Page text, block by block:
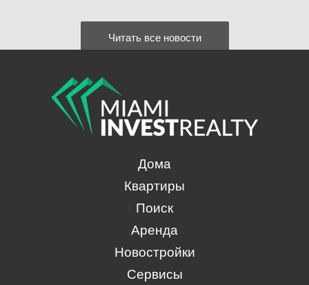
Читать все новости
Дома
Квартиры
Поиск
Аренда
Новостройки
Сервисы